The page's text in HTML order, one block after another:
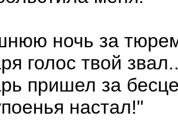
ночь за
голос твой
пришел за
настал!"